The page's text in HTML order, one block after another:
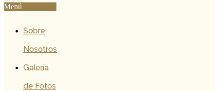
Menú
Sobre
Nosotros
Galería
de Fotos